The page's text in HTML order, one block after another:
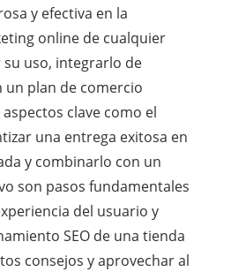
y efectiva en la
online de cualquier
uso, integrarlo de
un plan de comercio
clave como el
una entrega exitosa en
y combinarlo con un
son pasos fundamentales
del usuario y
SEO de una tienda
consejos y aprovechar al